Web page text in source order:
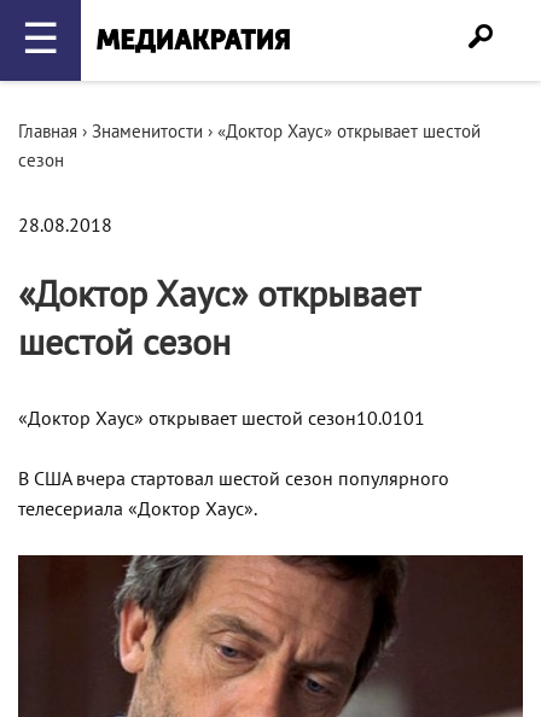
☰
Главная › Знаменитости › «Доктор Хаус» открывает шестой
сезон
28.08.2018
«Доктор Хаус» открывает
шестой сезон
«Доктор Хаус» открывает шестой сезон10.0101
В США вчера стартовал шестой сезон популярного
телесериала «Доктор Хаус».